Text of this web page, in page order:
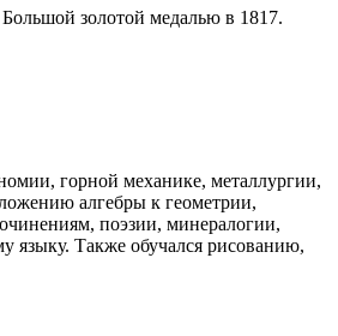
золотой медалью в 1817.
горной механике, металлургии,
алгебры к геометрии,
поэзии, минералогии,
языку. Также обучался рисованию,